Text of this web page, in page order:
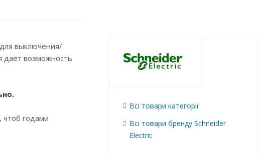
выключения/
дает возможность
чтоб годами
Всі товари категорії
Всі товари бренду Schneider
Electric